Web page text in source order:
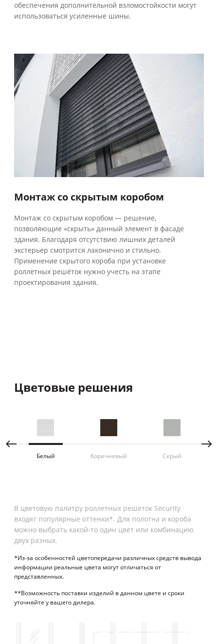
обеспечения дополнительной взломостойкости могут
использоваться усиленные шины.
Монтаж со скрытым коробом
Монтаж со скрытым коробом — решение,
позволяющие «скрыть» данный элемент в фасаде
здания. Благодаря отсутствию лишних деталей
экстерьер смотрится лаконично и стильно.
Применение скрытого короба при установке
роллетных решёток нужно учесть на этапе
проектирования здания.
Цветовые решения
Белый Коричневый Серый
В цветовую палитру роллетных решеток Security
входят популярные оттенки*. Для полотна и короба
можно выбрать какой-то один цвет или комбинацию
двух разных.
*Из-за особенностей цветопередачи различных средств вывода
информации реальные цвета могут отличаться от
представленных.
**Возможность поставки изделий в данном цвете и сроки
уточняйте у вашего дилера.